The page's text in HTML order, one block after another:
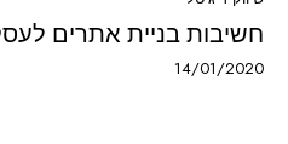
חשיבות בניית אתרים
14/01/2020